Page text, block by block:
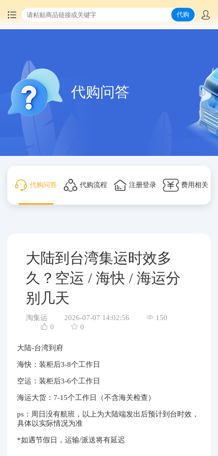
中国商品代购
集运服务
爆品推荐
关于我们
代购
代购问答
代购问答 代购流程 注册登录 费用相关
大陆到台湾集运时效多
久？空运 / 海快 / 海运分
别几天
淘集运 2026-07-07 14:02:56
150
0
0
大陆-台湾到府
海快：装柜后3-8个工作日
空运：装柜后3-6个工作日
海运大货：7-15个工作日（不含海关检查）
ps：周日没有航班，以上为大陆端发出后预计到台时效，
具体以实际情况为准
*如遇节假日，运输/派送将有延迟